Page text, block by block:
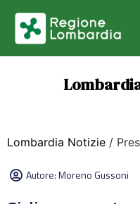
Lombardia Notizie /
Autore:Moreno Gussoni